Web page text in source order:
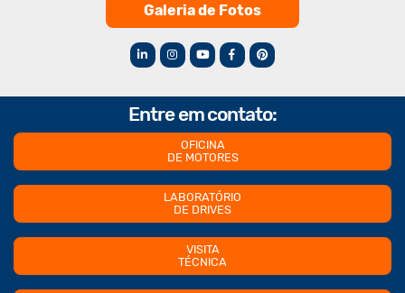
Galeria de Fotos
Entre em contato:
OFICINA
DE MOTORES
LABORATÓRIO
DE DRIVES
VISITA
TÉCNICA